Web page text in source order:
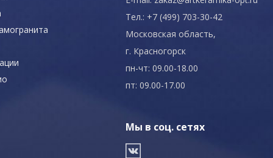
Тел.: +7 (499) 703-30-42
Московская область,
г. Красногорск
пн-чт: 09.00-18.00
пт: 09.00-17.00
Мы в соц. сетях